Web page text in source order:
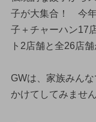
子が大集合！ 今年
子＋チャーハン17
ト2店舗と全26店舗
GWは、家族みん
かけてしてみませ